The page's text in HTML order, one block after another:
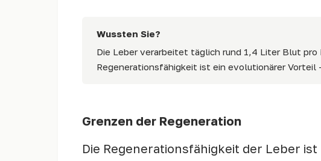
Wussten Sie?
Die Leber verarbeitet täglich rund 1,4 Liter Blut
Regenerationsfähigkeit ist ein evolutionärer Vorteil
Grenzen der Regeneration
Die Regenerationsfähigkeit der Leber